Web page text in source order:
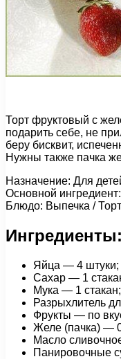
Торт фруктовый с
подарить себе, не
беру бисквит,
Нужны также пачка
Назначение: Для
Основной
Блюдо: Выпечка /
Ингредиенты:
Яйца — 4 штуки;
Сахар — 1
Мука — 1 стакан;
Разрыхлитель
Фрукты — по
Желе (пачка) —
Масло
Панировочные